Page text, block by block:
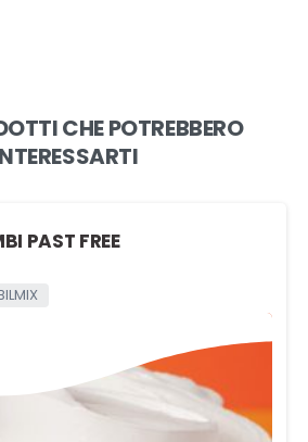
CHE POTREBBERO
PAST FREE